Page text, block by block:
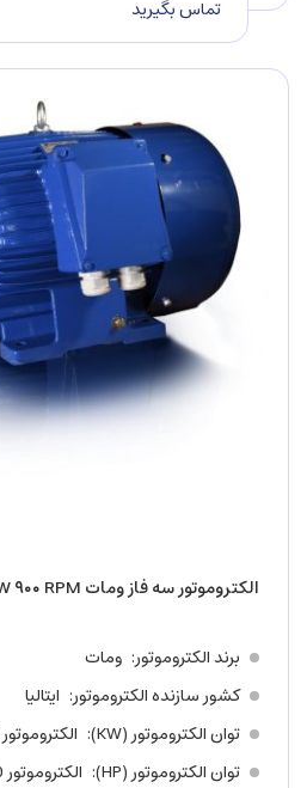
تماس بگیرید
الکتروموتور سه فاز ومات VTB ۳۷KW ۹۰۰ RPM
برند الکتروموتور ومات
کشور سازنده الکتروموتور ایتالیا
توان الکتروموتور (KW)
الکتروموتور 37 کیلووات
توان الکتروموتور (HP)
الکتروموتور 50 اسب بخار